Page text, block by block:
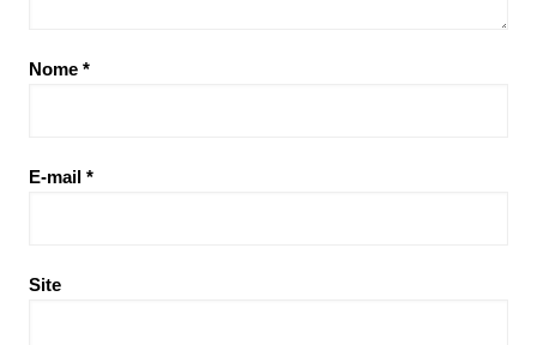
Nome *
E-mail *
Site